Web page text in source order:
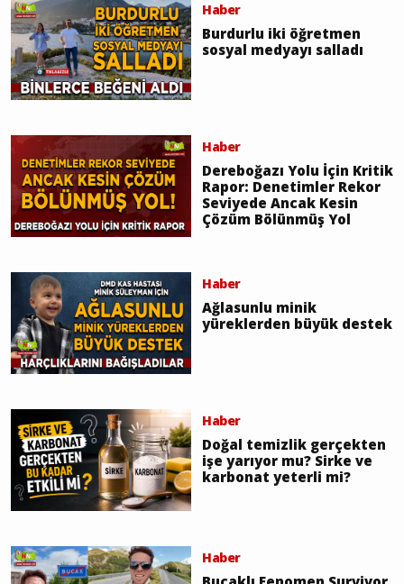
Haber
Burdurlu iki öğretmen
sosyal medyayı salladı
Haber
Dereboğazı Yolu İçin Kritik
Rapor: Denetimler Rekor
Seviyede Ancak Kesin
Çözüm Bölünmüş Yol
Haber
Ağlasunlu minik
yüreklerden büyük destek
Haber
Doğal temizlik gerçekten
işe yarıyor mu? Sirke ve
karbonat yeterli mi?
Haber